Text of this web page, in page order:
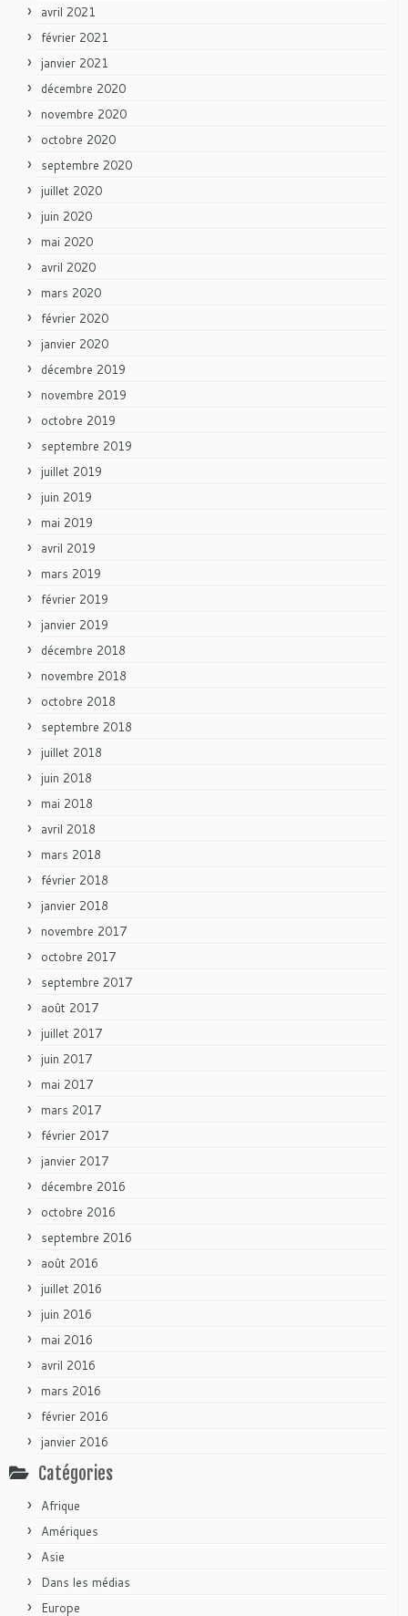
avril 2021
février 2021
janvier 2021
décembre 2020
novembre 2020
octobre 2020
septembre 2020
juillet 2020
juin 2020
mai 2020
avril 2020
mars 2020
février 2020
janvier 2020
décembre 2019
novembre 2019
octobre 2019
septembre 2019
juillet 2019
juin 2019
mai 2019
avril 2019
mars 2019
février 2019
janvier 2019
décembre 2018
novembre 2018
octobre 2018
septembre 2018
juillet 2018
juin 2018
mai 2018
avril 2018
mars 2018
février 2018
janvier 2018
novembre 2017
octobre 2017
septembre 2017
août 2017
juillet 2017
juin 2017
mai 2017
mars 2017
février 2017
janvier 2017
décembre 2016
octobre 2016
septembre 2016
août 2016
juillet 2016
juin 2016
mai 2016
avril 2016
mars 2016
février 2016
janvier 2016
Catégories
Afrique
Amériques
Asie
Dans les médias
Europe